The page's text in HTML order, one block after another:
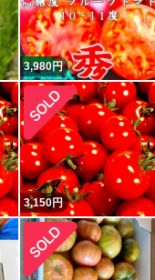
3,980円
3,150円